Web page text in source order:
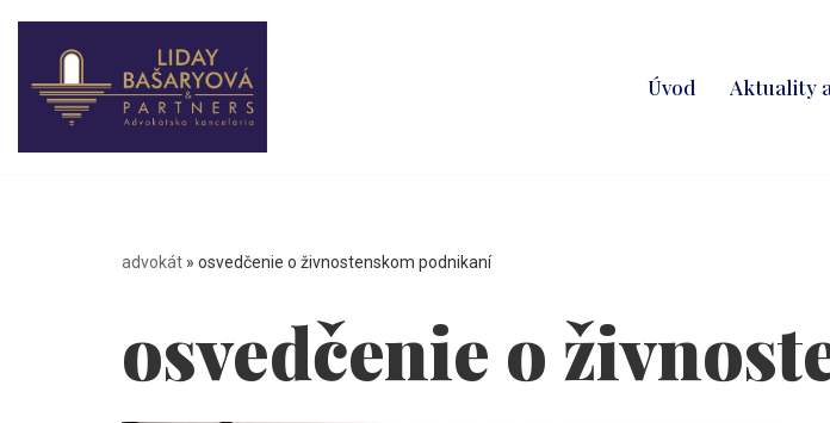
Preskočiť
Úvod Aktuality
advokát » osvedčenie o živnostenskom podnikaní
osvedčenie o